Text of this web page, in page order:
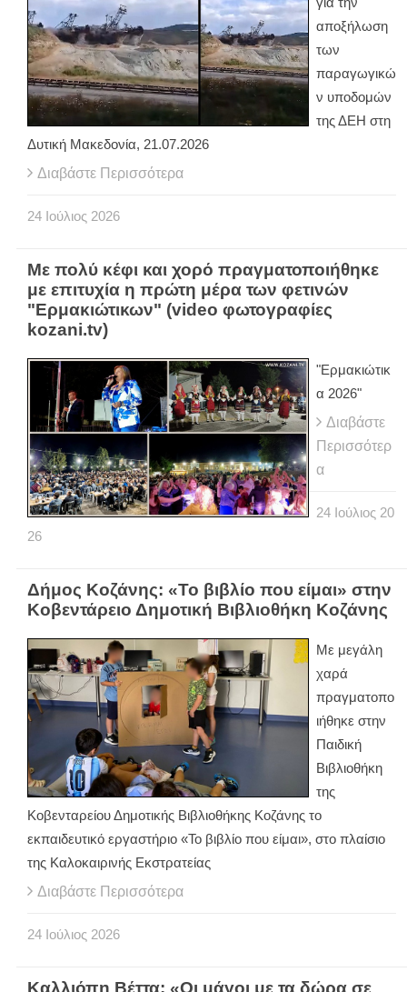
αποξήλωση
των
παραγωγικώ
ν υποδομών
της ΔΕΗ στη
Δυτική Μακεδονία, 21.07.2026
Διαβάστε Περισσότερα
24 Ιούλιος 2026
Με πολύ κέφι και χορό πραγματοποιήθηκε
με επιτυχία η πρώτη μέρα των φετινών
"Ερμακιώτικων" (video φωτογραφίες
kozani.tv)
"Ερμακιώτικ
α 2026"
Διαβάστε
Περισσότερ
α
24 Ιούλιος 20
26
Δήμος Κοζάνης: «Το βιβλίο που είμαι» στην
Κοβεντάρειο Δημοτική Βιβλιοθήκη Κοζάνης
Με μεγάλη
χαρά
πραγματοπο
ιήθηκε στην
Παιδική
Βιβλιοθήκη
της
Κοβενταρείου Δημοτικής Βιβλιοθήκης Κοζάνης το
εκπαιδευτικό εργαστήριο «Το βιβλίο που είμαι», στο πλαίσιο
της Καλοκαιρινής Εκστρατείας
Διαβάστε Περισσότερα
24 Ιούλιος 2026
Καλλιόπη Βέττα: «Οι μάγοι με τα δώρα σε